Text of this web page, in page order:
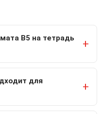
B5 на тетрадь
для